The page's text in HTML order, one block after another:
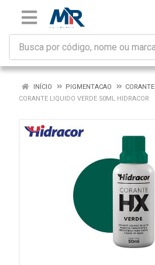
INÍCIO PIGMENTACAO
CORANTE
CORANTE LIQUIDO VERDE 50ML HIDRACOR